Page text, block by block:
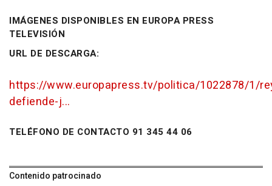
IMÁGENES DISPONIBLES EN EUROPA PRESS
TELEVISIÓN
URL DE DESCARGA:
https://www.europapress.tv/politica/1022878/1/
defiende-j...
TELÉFONO DE CONTACTO 91 345 44 06
Contenido patrocinado